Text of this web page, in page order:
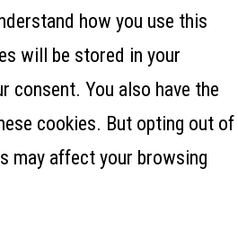
how you use this
will be stored in your
consent. You also have the
cookies. But opting out of
may affect your browsing